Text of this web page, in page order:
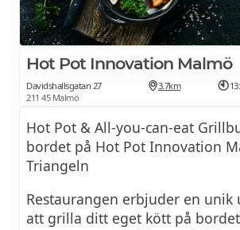
Hot Pot Innovation Malmö
Davidshallsgatan 27
211 45 Malmö
3.7km
Hot Pot & All-you-can-eat
bordet på Hot Pot Innovation
Triangeln
Restaurangen erbjuder en unik
att grilla ditt eget kött på